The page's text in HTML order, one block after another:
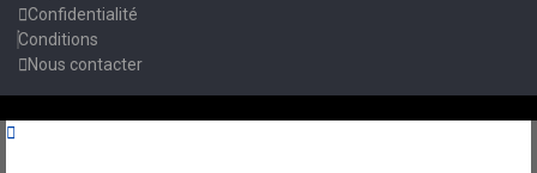
Confidentialité
Conditions
Nous contacter